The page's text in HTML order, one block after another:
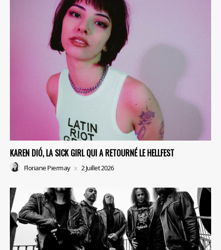
KAREN DIÓ, LA SICK GIRL QUI A RETOURNÉ LE HELLFEST
Floriane Piermay 2 Juillet 2026